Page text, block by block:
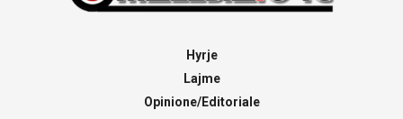
Hyrje
Lajme
Opinione/Editoriale